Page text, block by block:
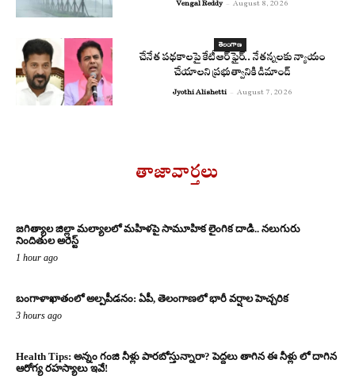
Vengal Reddy - August 8, 2026
తెలంగాణ
చేనేత పథకాలపై కేటీఆర్ ఫైర్.. నేతన్నలకు న్యాయం
చేయాలని ప్రభుత్వానికి డిమాండ్
Jyothi Alishetti - August 7, 2026
తాజావార్తలు
జగిత్యాల జిల్లా మల్యాలలో మహిళపై సామూహిక లైంగిక దాడి.. నలుగురు
నిందితుల అరెస్ట్
1 hour ago
బంగాళాఖాతంలో అల్పపీడనం: ఏపీ, తెలంగాణలో భారీ వర్షాల హెచ్చరిక
3 hours ago
Health Tips: అన్నం గంజి నీళ్లు పారబోస్తున్నారా? పెద్దలు తాగిన ఈ నీళ్లు లో దాగిన
ఆరోగ్య రహస్యాలు ఇవే!